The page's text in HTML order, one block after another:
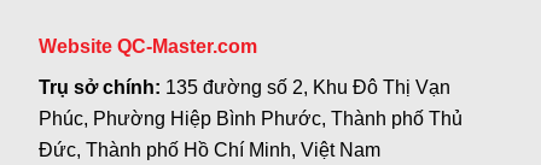
Website QC-Master.com
Trụ sở chính: 135 đường số 2, Khu Đô Thị Vạn
Phúc, Phường Hiệp Bình Phước, Thành phố Thủ
Đức, Thành phố Hồ Chí Minh, Việt Nam